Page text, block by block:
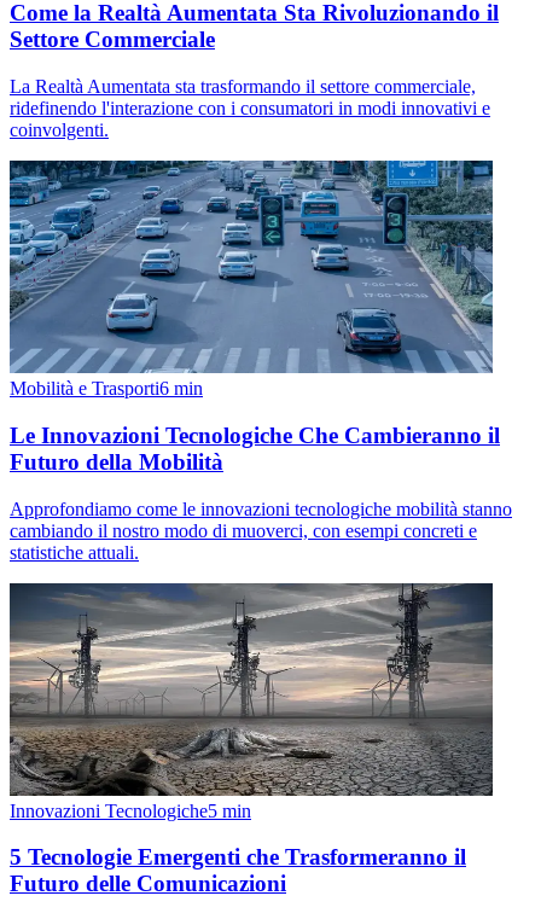
Come la Realtà Aumentata Sta Rivoluzionando il
Settore Commerciale
La Realtà Aumentata sta trasformando il settore commerciale,
ridefinendo l'interazione con i consumatori in modi innovativi e
coinvolgenti.
Mobilità e Trasporti6 min
Le Innovazioni Tecnologiche Che Cambieranno il
Futuro della Mobilità
Approfondiamo come le innovazioni tecnologiche mobilità stanno
cambiando il nostro modo di muoverci, con esempi concreti e
statistiche attuali.
Innovazioni Tecnologiche5 min
5 Tecnologie Emergenti che Trasformeranno il
Futuro delle Comunicazioni